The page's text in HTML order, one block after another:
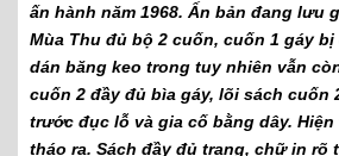
ấn hành năm 1968. Ấn bản đang lưu
Mùa Thu đủ bộ 2 cuốn, cuốn 1 gáy
dán băng keo trong tuy nhiên vẫn
cuốn 2 đầy đủ bìa gáy, lõi sách cuốn
trước đục lỗ và gia cố bằng dây.
tháo ra. Sách đầy đủ trang, chữ in rõ